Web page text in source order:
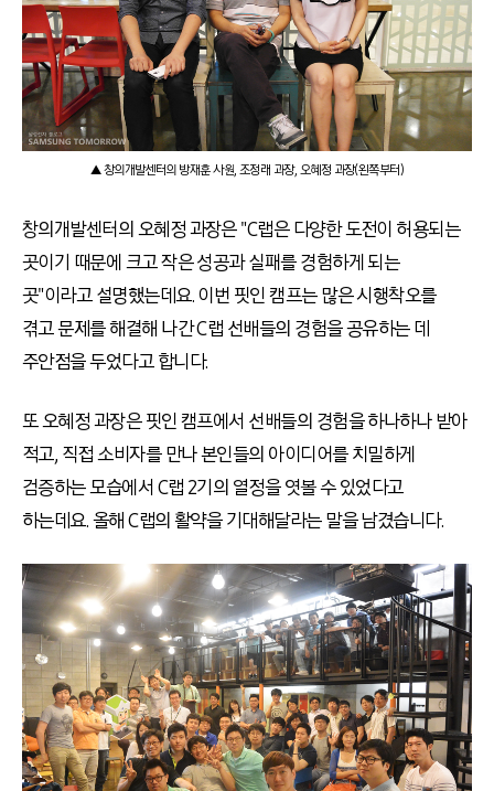
▲ 창의개발센터의 방재훈 사원, 조정래 과장, 오혜정 과장(왼쪽부터)
창의개발센터의 오혜정 과장은 "C랩은 다양한 도전이 허용되는
곳이기 때문에 크고 작은 성공과 실패를 경험하게 되는
곳"이라고 설명했는데요. 이번 핏인 캠프는 많은 시행착오를
겪고 문제를 해결해 나간 C랩 선배들의 경험을 공유하는 데
주안점을 두었다고 합니다.
또 오혜정 과장은 핏인 캠프에서 선배들의 경험을 하나하나 받아
적고, 직접 소비자를 만나 본인들의 아이디어를 치밀하게
검증하는 모습에서 C랩 2기의 열정을 엿볼 수 있었다고
하는데요. 올해 C랩의 활약을 기대해달라는 말을 남겼습니다.